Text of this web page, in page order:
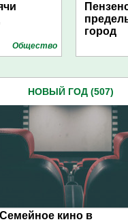
Общество
город
НОВЫЙ ГОД (507)
Семейное кино в